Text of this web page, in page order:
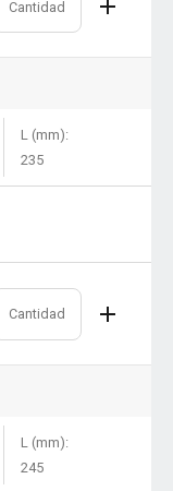
L (mm):
235
L (mm):
245